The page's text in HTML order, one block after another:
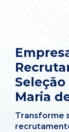
Maria
Transforme